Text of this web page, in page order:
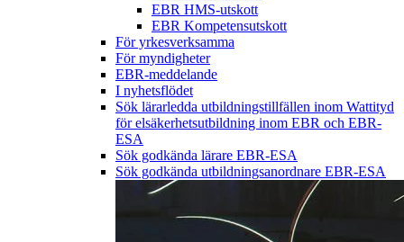
EBR HMS-utskott
EBR Kompetensutskott
För yrkesverksamma
För myndigheter
EBR-meddelande
I nyhetsflödet
Sök lärarledda utbildningstillfällen inom Wattityd
för elsäkerhetsutbildning inom EBR och EBR-
ESA
Sök godkända lärare EBR-ESA
Sök godkända utbildningsanordnare EBR-ESA